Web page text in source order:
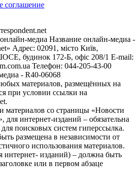
соглашение
медиа Название онлайн-медиа -
Адрес: 02091, місто Київ,
будинок 172-Б, офіс 208/1 E-mail:
Телефон: 044-205-43-00
- R40-06068
материалов, размещённых на
при условии ссылки на
материалов со страницы «Новости
интернет-изданий – обязательна
поисковых систем гиперссылка.
размещена в независимости от
использования материалов.
интернет- изданий) – должна быть
или в первом абзаце